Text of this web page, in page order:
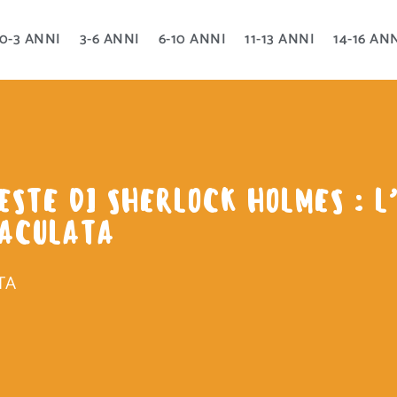
0-3 ANNI 3-6 ANNI 6-10 ANNI 11-13 ANNI 14-16
DI SHERLOCK HOLMES :